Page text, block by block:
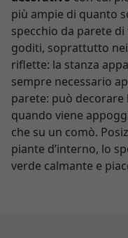
più ampie di quanto
specchio da parete
goditi, soprattutto
riflette: la stanza
sempre necessario
parete: può decorare
quando viene
che su un comò.
piante d’interno, lo
verde calmante e